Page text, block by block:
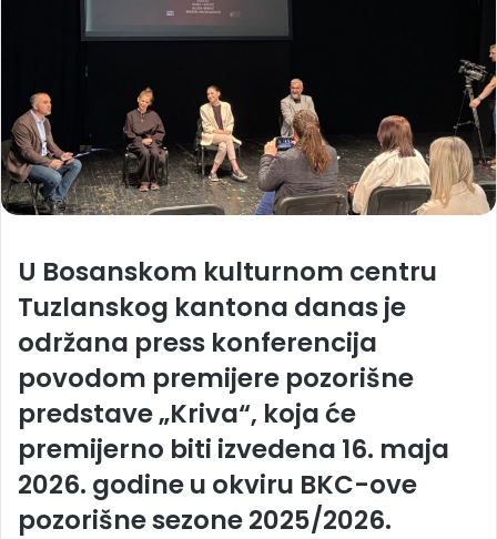
U Bosanskom kulturnom centru
Tuzlanskog kantona danas je
održana press konferencija
povodom premijere pozorišne
predstave „Kriva“, koja će
premijerno biti izvedena 16. maja
2026. godine u okviru BKC-ove
pozorišne sezone 2025/2026.